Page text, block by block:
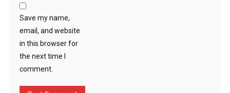
Save my name,
email, and website
in this browser for
the next time I
comment.